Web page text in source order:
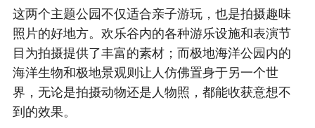
这两个主题公园不仅适合亲子游玩，也是拍摄趣味
照片的好地方。欢乐谷内的各种游乐设施和表演节
目为拍摄提供了丰富的素材；而极地海洋公园内的
海洋生物和极地景观则让人仿佛置身于另一个世
界，无论是拍摄动物还是人物照，都能收获意想不
到的效果。